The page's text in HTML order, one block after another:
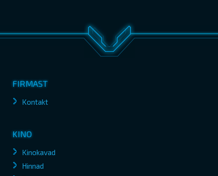
FIRMAST
Kontakt
KINO
Kinokavad
Hinnad